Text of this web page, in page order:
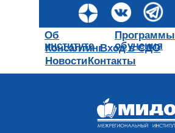
Об
институте
Программы
обучения
Консалтинг
Новости
Вход в СДО
Контакты